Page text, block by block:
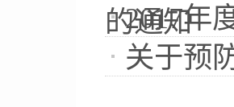
的通知
2017年
关于预